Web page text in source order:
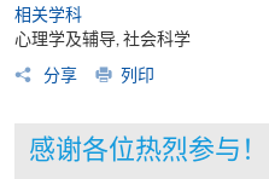
相关学科
心理学及辅导, 社会科学
分享
列印
感谢各位热烈参与！